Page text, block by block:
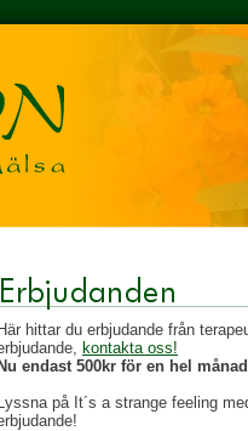
Här hittar du erbjudande från
kontakta oss!
Nu endast 500kr för en hel
Lyssna på It´s a strange feeling